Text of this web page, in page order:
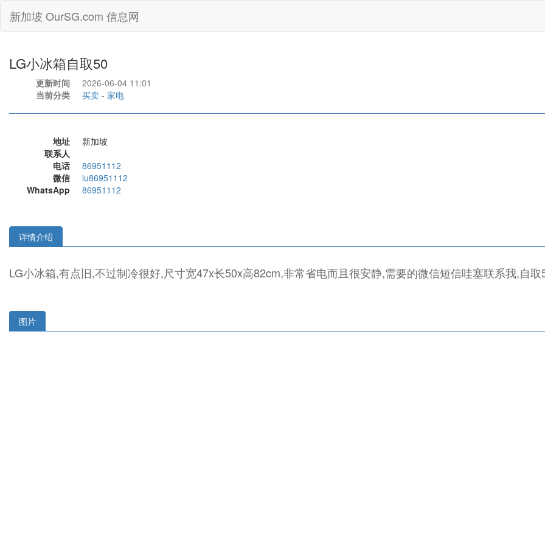
新加坡 OurSG.com 信息网
LG小冰箱自取50
更新时间
2026-06-04 11:01
当前分类
买卖 - 家电
地址
新加坡
联系人
电话
86951112
微信
lu86951112
WhatsApp
86951112
详情介绍
LG小冰箱,有点旧,不过制冷很好,尺寸宽47x长50x高82cm,非常省电而且很安静,需要的微信短信哇塞联系我,自取
图片